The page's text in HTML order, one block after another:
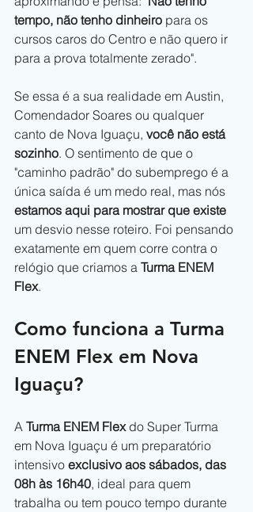
tempo, não tenho dinheiro para os
cursos caros do Centro e não quero ir
para a prova totalmente zerado".
Se essa é a sua realidade em Austin,
Comendador Soares ou qualquer
canto de Nova Iguaçu, você não está
sozinho. O sentimento de que o
"caminho padrão" do subemprego é a
única saída é um medo real, mas nós
estamos aqui para mostrar que existe
um desvio nesse roteiro. Foi pensando
exatamente em quem corre contra o
relógio que criamos a Turma ENEM
Flex.
Como funciona a Turma
ENEM Flex em Nova
Iguaçu?
A Turma ENEM Flex do Super Turma
em Nova Iguaçu é um preparatório
intensivo exclusivo aos sábados, das
08h às 16h40, ideal para quem
trabalha ou tem pouco tempo durante